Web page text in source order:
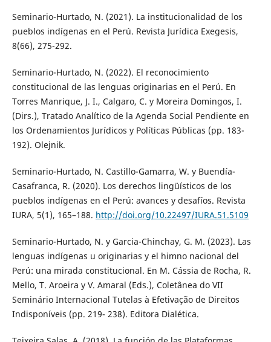
Seminario-Hurtado, N. (2021). La institucionalidad de los
pueblos indígenas en el Perú. Revista Jurídica Exegesis,
8(66), 275-292.
Seminario-Hurtado, N. (2022). El reconocimiento
constitucional de las lenguas originarias en el Perú. En
Torres Manrique, J. I., Calgaro, C. y Moreira Domingos, I.
(Dirs.), Tratado Analítico de la Agenda Social Pendiente en
los Ordenamientos Jurídicos y Políticas Públicas (pp. 183-
192). Olejnik.
Seminario-Hurtado, N. Castillo-Gamarra, W. y Buendía-
Casafranca, R. (2020). Los derechos lingüísticos de los
pueblos indígenas en el Perú: avances y desafíos. Revista
IURA, 5(1), 165–188. http://doi.org/10.22497/IURA.51.5109
Seminario-Hurtado, N. y Garcia-Chinchay, G. M. (2023). Las
lenguas indígenas u originarias y el himno nacional del
Perú: una mirada constitucional. En M. Cássia de Rocha, R.
Mello, T. Aroeira y V. Amaral (Eds.), Coletânea do VII
Seminário Internacional Tutelas à Efetivação de Direitos
Indisponíveis (pp. 219- 238). Editora Dialética.